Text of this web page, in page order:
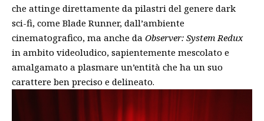
che attinge direttamente da pilastri del genere dark
sci-fi, come Blade Runner, dall’ambiente
cinematografico, ma anche da Observer: System Redux
in ambito videoludico, sapientemente mescolato e
amalgamato a plasmare un’entità che ha un suo
carattere ben preciso e delineato.